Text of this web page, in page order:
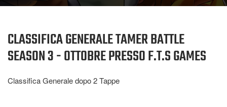
CLASSIFICA GENERALE TAMER BATTLE
SEASON 3 - OTTOBRE PRESSO F.T.S GAMES
Classifica Generale dopo 2Tappe